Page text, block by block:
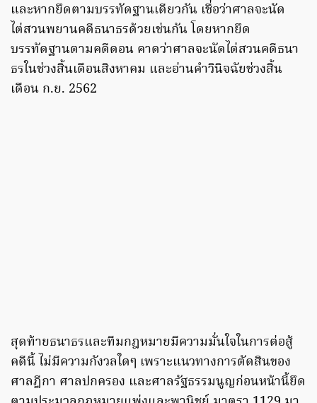
และหากยึดตามบรรทัดฐานเดียวกัน เชื่อว่าศาลจะนัด
ไต่สวนพยานคดีธนาธรด้วยเช่นกัน โดยหากยึด
บรรทัดฐานตามคดีดอน คาดว่าศาลจะนัดไต่สวนคดีธนา
ธรในช่วงสิ้นเดือนสิงหาคม และอ่านคำวินิจฉัยช่วงสิ้น
เดือน ก.ย. 2562
สุดท้ายธนาธรและทีมกฎหมายมีความมั่นใจในการต่อสู้
คดีนี้ ไม่มีความกังวลใดๆ เพราะแนวทางการตัดสินของ
ศาลฎีกา ศาลปกครอง และศาลรัฐธรรมนูญก่อนหน้านี้ยึด